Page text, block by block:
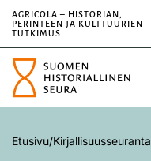
AGRICOLA – HISTORIAN,
PERINTEEN JA KULTTUURIEN
TUTKIMUS
Etusivu/Kirjallisuusseuranta